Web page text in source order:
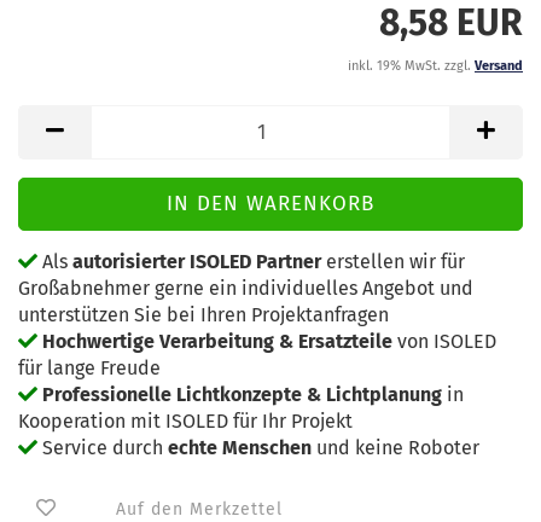
8,58 EUR
inkl. 19% MwSt. zzgl. Versand
Als autorisierter ISOLED Partnererstellen wir für
Großabnehmer gerne ein individuelles Angebot und
unterstützen Sie bei Ihren Projektanfragen
Hochwertige Verarbeitung & Ersatzteile von ISOLED
für lange Freude
Professionelle Lichtkonzepte & Lichtplanung in
Kooperation mit ISOLED für Ihr Projekt
Service durch echte Menschen und keine Roboter
Auf den Merkzettel